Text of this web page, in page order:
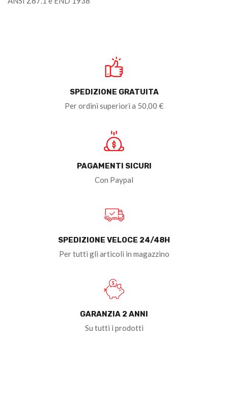
SPEDIZIONE GRATUITA
Per ordini superiori a 50,00 €
PAGAMENTI SICURI
Con Paypal
SPEDIZIONE VELOCE 24/48H
Per tutti gli articoli in magazzino
GARANZIA 2 ANNI
Su tutti i prodotti